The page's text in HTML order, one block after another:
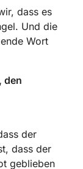
dass es
Und die
Wort
den
der
dass der
geblieben